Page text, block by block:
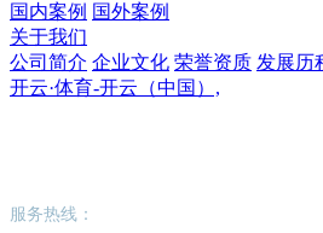
国内案例 国外案例
关于我们
公司简介 企业文化 荣誉资质 发展历
开云·体育-开云（中国）,
服务热线：